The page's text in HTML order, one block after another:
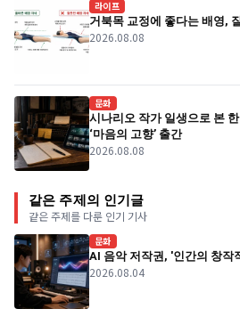
라이프
거북목 교정에 좋다는 배영,
2026.08.08
문화
시나리오 작가 일생으로 본
‘마음의 고향’ 출간
2026.08.08
같은 주제의 인기글
같은 주제를 다룬 인기 기사
문화
AI 음악 저작권, '인간의 창작
2026.08.04